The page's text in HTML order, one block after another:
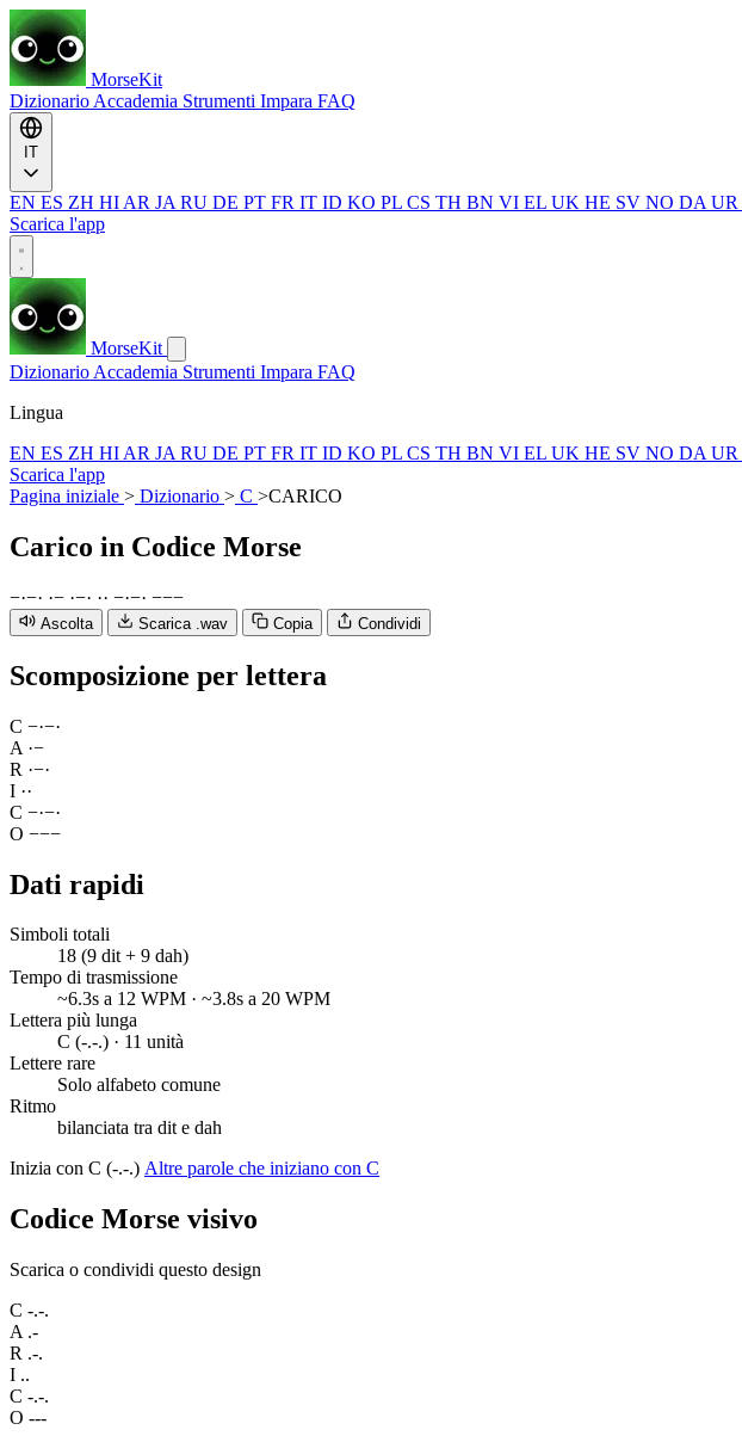
MorseKit
Dizionario Accademia Strumenti Impara FAQ
EN ES ZH HI AR JA RU DE PT FR IT ID KO PL CS TH BN VI EL UK HE SV NO DA UR
Scarica l'app
MorseKit
Dizionario Accademia Strumenti Impara FAQ
Lingua
EN ES ZH HI AR JA RU DE PT FR IT ID KO PL CS TH BN VI EL UK HE SV NO DA UR
Scarica l'app
Pagina iniziale > Dizionario > C >CARICO
Carico in Codice Morse
−·−· ·− ·−· ·· −·−· −−−
Ascolta Scarica .wav Copia Condividi
Scomposizione per lettera
C −·−·
A ·−
R ·−·
I ··
C −·−·
O −−−
Dati rapidi
Simboli totali
18 (9 dit + 9 dah)
Tempo di trasmissione
~6.3s a 12 WPM · ~3.8s a 20 WPM
Lettera più lunga
C (-.-.) · 11 unità
Lettere rare
Solo alfabeto comune
Ritmo
bilanciata tra dit e dah
Inizia con C (-.-.) Altre parole che iniziano con C
Codice Morse visivo
Scarica o condividi questo design
C -.-.
A .-
R .-.
I ..
C -.-.
O ---